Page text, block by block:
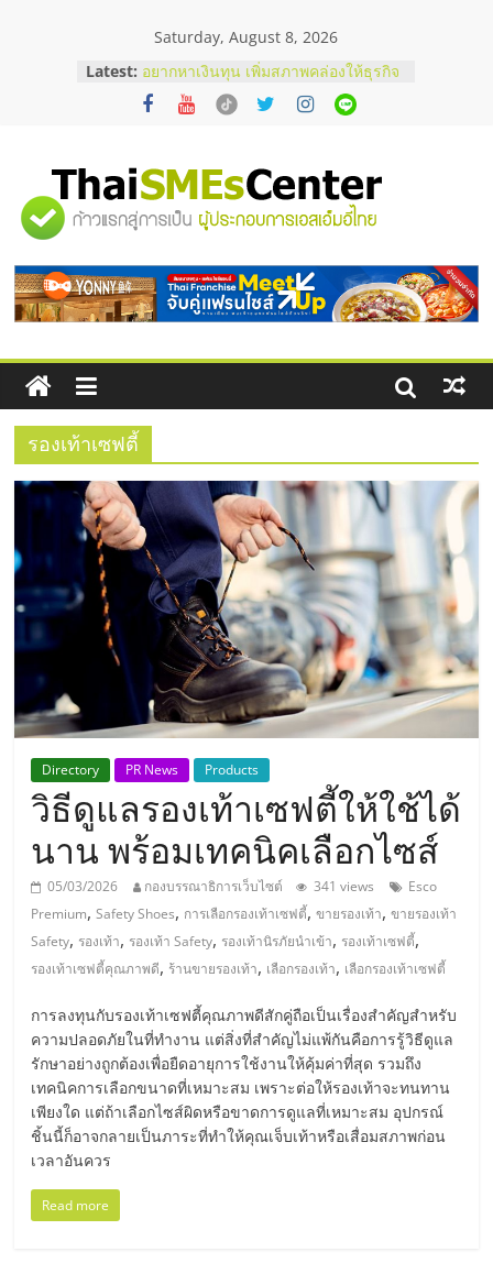
Saturday, August 8, 2026
Latest: อยากหาเงินทุน เพิ่มสภาพคล่องให้ธุรกิจ
เริ่มยังไงให้ผ่านฉลุย
สัมมนาออนไลน์ โอกาสบริหารสถานี
ThaiFranchise Meet Up จับคู่แฟรน
ไชส์ ครั้งที่ 8
ร้านเครื่องเสียงคุณภาพสูง พร้อม
บริษัท Cybersecurity ในไทยที่ไหนดี?
วิธีเลือกผู้ให้บริการให้คุ้มค่าและตอบ
โจทย์ธุรกิจ
"ศูนย์
รวม
ข้อมูล
ธุรกิจ
SME
แห่ง
ประเทศไทย,
ThaiSMEsCenter,
รวม
ธุรกิจ
เอ
ส
เอ็
มอี
ไทย,
SMEs,
แฟ
รองเท้าเซฟตี้
Directory PR News Products
วิธีดูแลรองเท้าเซฟตี้ให้ใช้ได้
นาน พร้อมเทคนิคเลือกไซส์
05/03/2026 กองบรรณาธิการเว็บไซต์ 341 views
Esco
Premium,Safety Shoes, การเลือกรองเท้าเซฟตี้,ขายรองเท้า,ขายรองเท้า
Safety, รองเท้า, รองเท้า Safety, รองเท้านิรภัยนำเข้า, รองเท้าเซฟตี้,
รองเท้าเซฟตี้คุณภาพดี, ร้านขายรองเท้า, เลือกรองเท้า, เลือกรองเท้าเซฟตี้
การลงทุนกับรองเท้าเซฟตี้คุณภาพดีสักคู่ถือเป็นเรื่องสำคัญสำหรับ
ความปลอดภัยในที่ทำงาน แต่สิ่งที่สำคัญไม่แพ้กันคือการรู้วิธีดูแล
รักษาอย่างถูกต้องเพื่อยืดอายุการใช้งานให้คุ้มค่าที่สุด รวมถึง
เทคนิคการเลือกขนาดที่เหมาะสม เพราะต่อให้รองเท้าจะทนทาน
เพียงใด แต่ถ้าเลือกไซส์ผิดหรือขาดการดูแลที่เหมาะสม อุปกรณ์
ชิ้นนี้ก็อาจกลายเป็นภาระที่ทำให้คุณเจ็บเท้าหรือเสื่อมสภาพก่อน
เวลาอันควร
Read more